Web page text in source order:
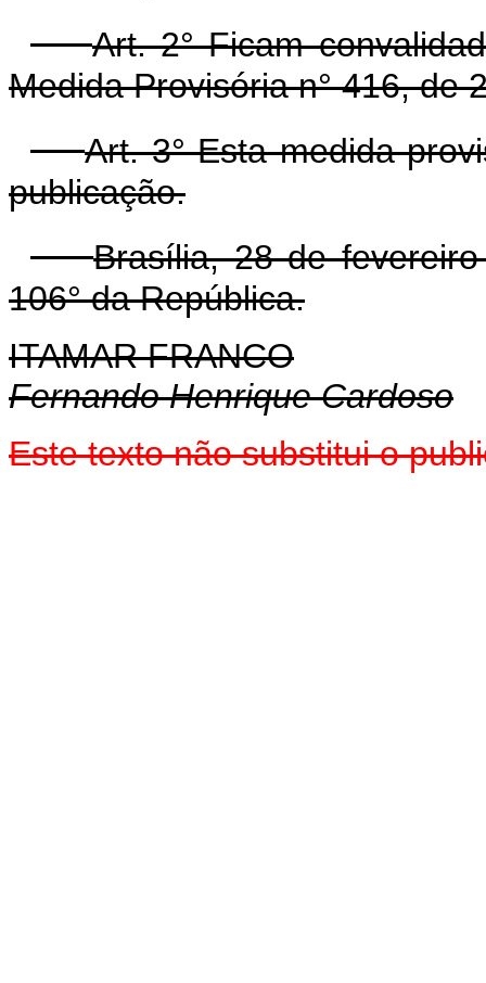
Art. 2° Ficam
Medida Provisória n° 416, de
Art. 3° Esta medida
publicação.
Brasília, 28 de
106° da República.
ITAMAR FRANCO
Fernando Henrique Cardoso
Este texto não substitui o